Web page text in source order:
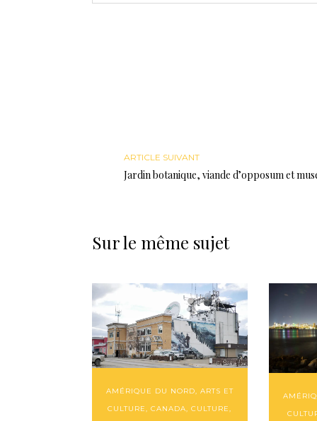
ARTICLE SUIVANT
Jardin botanique, viande d’opposum et
Sur le même sujet
AMÉRIQUE DU NORD, ARTS ET
CULTURE,CANADA,CULTURE,